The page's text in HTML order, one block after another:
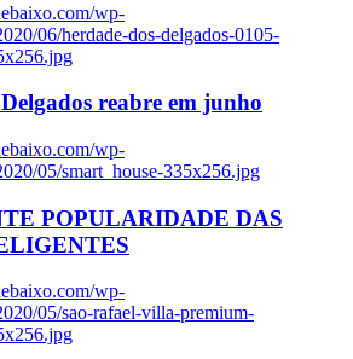
wp-
06/herdade-dos-delgados-0105-
reabre em junho
wp-
05/smart_house-335x256.jpg
POPULARIDADE DAS
wp-
05/sao-rafael-villa-premium-